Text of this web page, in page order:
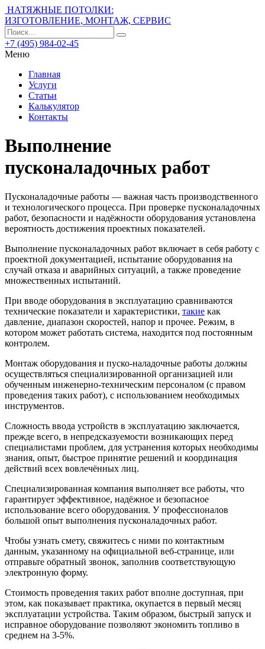
НАТЯЖНЫЕ ПОТОЛКИ:
ИЗГОТОВЛЕНИЕ, МОНТАЖ, СЕРВИС
+7 (495) 984-02-45
Меню
Главная
Услуги
Статьи
Калькулятор
Контакты
Выполнение
пусконаладочных работ
Пусконаладочные работы — важная часть производственного
и технологического процесса. При проверке пусконаладочных
работ, безопасности и надёжности оборудования установлена ​​
вероятность достижения проектных показателей.
Выполнение пусконаладочных работ включает в себя работу с
проектной документацией, испытание оборудования на
случай отказа и аварийных ситуаций, а также проведение
множественных испытаний.
При вводе оборудования в эксплуатацию сравниваются
технические показатели и характеристики, такие как
давление, диапазон скоростей, напор и прочее. Режим, в
котором может работать система, находится под постоянным
контролем.
Монтаж оборудования и пуско-наладочные работы должны
осуществляться специализированной организацией или
обученным инженерно-техническим персоналом (с правом
проведения таких работ), с использованием необходимых
инструментов.
Сложность ввода устройств в эксплуатацию заключается,
прежде всего, в непредсказуемости возникающих перед
специалистами проблем, для устранения которых необходимы
знания, опыт, быстрое принятие решений и координация
действий всех вовлечённых лиц.
Специализированная компания выполняет все работы, что
гарантирует эффективное, надёжное и безопасное
использование всего оборудования. У профессионалов
большой опыт выполнения пусконаладочных работ.
Чтобы узнать смету, свяжитесь с ними по контактным
данным, указанному на официальной веб-странице, или
отправьте обратный звонок, заполнив соответствующую
электронную форму.
Стоимость проведения таких работ вполне доступная, при
этом, как показывает практика, окупается в первый месяц
эксплуатации устройства. Таким образом, быстрый запуск и
исправное оборудование позволяют экономить топливо в
среднем на 3-5%.